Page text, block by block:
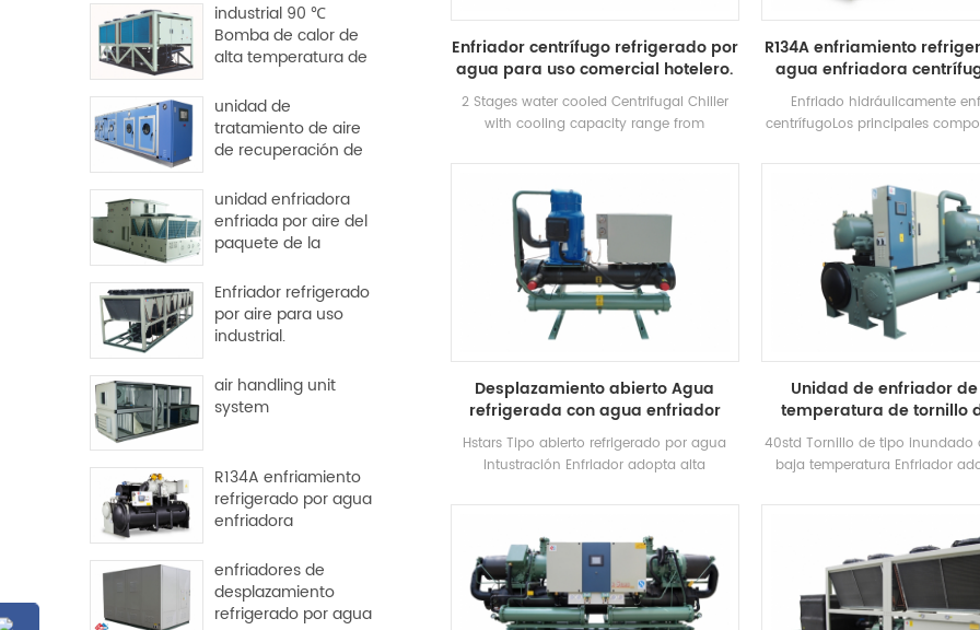
Enfriador centrífugo refrigerado por
agua para uso comercial hotelero.
2 Stages water cooled Centrifugal Chiller
with cooling capacity range from
reliable, so high-performing, so future-
proof that once it’s installed, you may
never have to think about it again. Low
maintance cost.
R134A enfriamiento
agua enfriadora
Enfriado hidráulicamente
centrífugoLos principales
semicerrado dos polos
centrífugos, tipo rociado
Evaporadores, sistemas de
líquidos refrigerantes, Tipo
Economizadores y troncos de
orificio Dispositivos.
principalmente en sistemas
acondicionado central y
proceso industrial
Desplazamiento abierto Agua
refrigerada con agua enfriador
industrial
Hstars Tipo abierto refrigerado por agua
Intustración Enfriador adopta alta
control electrónico, equipados con
excelente condensador de enfriamiento y
Evaporador
Unidad de enfriador
temperatura de tornillo
inundado
40std Tornillo de tipo inundado
baja temperatura Enfriador
desarrollado yfabricado alta
Evaporador de tipo inundado,
refrigerante. La recuperación de
puede configurar en función
necesidades térmicas del cliente.
tiene 39 especificaciones
industrial 90 ℃
Bomba de calor de
alta temperatura de
unidad de
tratamiento de aire
de recuperación de
hospital
unidad enfriadora
enfriada por aire del
paquete de la
Enfriador refrigerado
por aire para uso
industrial.
air handling unit
system
R134A enfriamiento
refrigerado por agua
enfriadora
enfriadores de
desplazamiento
refrigerado por agua